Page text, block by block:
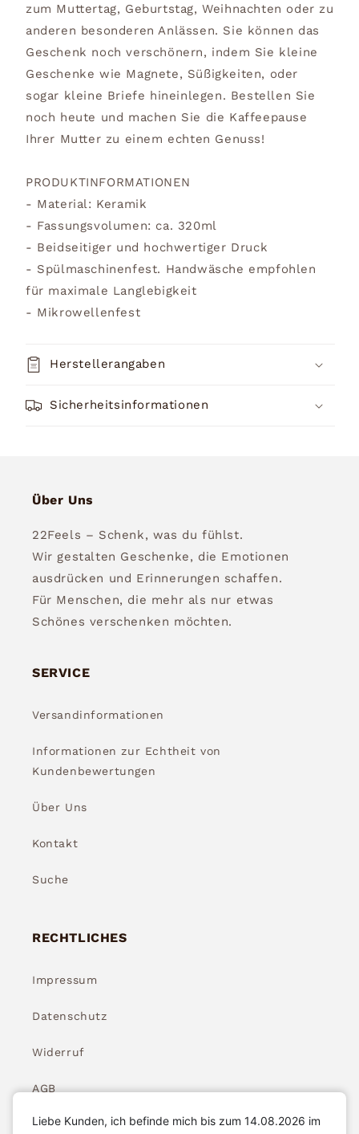
zum Muttertag, Geburtstag, Weihnachten oder zu
anderen besonderen Anlässen. Sie können das
Geschenk noch verschönern, indem Sie kleine
Geschenke wie Magnete, Süßigkeiten, oder
sogar kleine Briefe hineinlegen. Bestellen Sie
noch heute und machen Sie die Kaffeepause
Ihrer Mutter zu einem echten Genuss!
PRODUKTINFORMATIONEN
- Material: Keramik
- Fassungsvolumen: ca. 320ml
- Beidseitiger und hochwertiger Druck
- Spülmaschinenfest. Handwäsche empfohlen
für maximale Langlebigkeit
- Mikrowellenfest
Herstellerangaben
Sicherheitsinformationen
Über Uns
22Feels – Schenk, was du fühlst.
Wir gestalten Geschenke, die Emotionen
ausdrücken und Erinnerungen schaffen.
Für Menschen, die mehr als nur etwas
Schönes verschenken möchten.
SERVICE
Versandinformationen
Informationen zur Echtheit von
Kundenbewertungen
Über Uns
Kontakt
Suche
RECHTLICHES
Impressum
Datenschutz
Widerruf
AGB
Widerrufsbelehrung
Liebe Kunden, ich befinde mich bis zum 14.08.2026 im